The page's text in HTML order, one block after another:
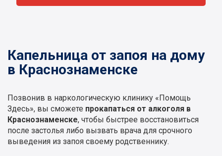
Капельница от запоя на дому
в Краснознаменске
Позвонив в наркологическую клинику «Помощь
Здесь», вы сможете прокапаться от алкоголя в
Краснознаменске, чтобы быстрее восстановиться
после застолья либо вызвать врача для срочного
выведения из запоя своему родственнику.